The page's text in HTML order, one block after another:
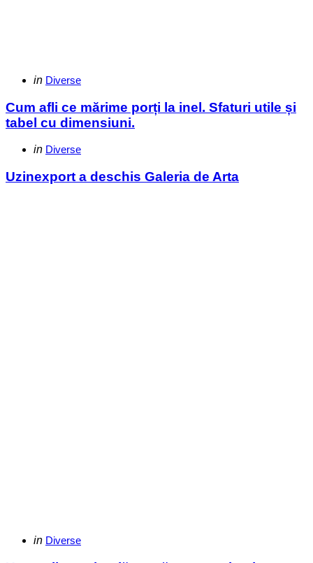
Categories
Posted
in Diverse
Cum afli ce mărime porți la inel. Sfaturi utile și
tabel cu dimensiuni.
Categories
Posted
in Diverse
Uzinexport a deschis Galeria de Arta
Categories
Posted
in Diverse